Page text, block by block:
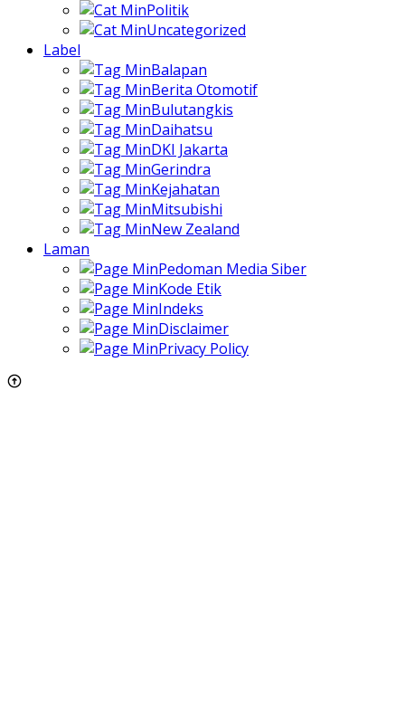
Politik
Uncategorized
Label
Balapan
Berita Otomotif
Bulutangkis
Daihatsu
DKI Jakarta
Gerindra
Kejahatan
Mitsubishi
New Zealand
Laman
Pedoman Media Siber
Kode Etik
Indeks
Disclaimer
Privacy Policy